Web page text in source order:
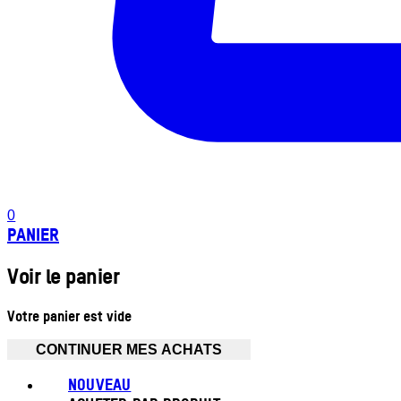
0
PANIER
Voir le panier
Votre panier est vide
CONTINUER MES ACHATS
NOUVEAU